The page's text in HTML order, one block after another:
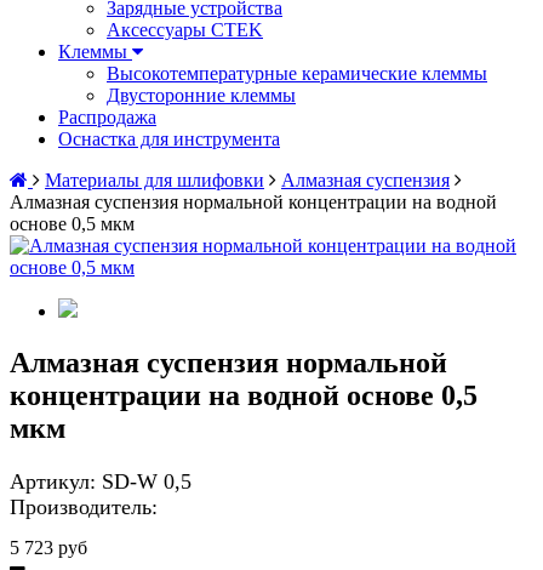
Зарядные устройства
Аксессуары CTEK
Клеммы
Высокотемпературные керамические клеммы
Двусторонние клеммы
Распродажа
Оснастка для инструмента
Материалы для шлифовки
Алмазная суспензия
Алмазная суспензия нормальной концентрации на водной
основе 0,5 мкм
Алмазная суспензия нормальной
концентрации на водной основе 0,5
мкм
Артикул: SD-W 0,5
Производитель:
5 723 руб